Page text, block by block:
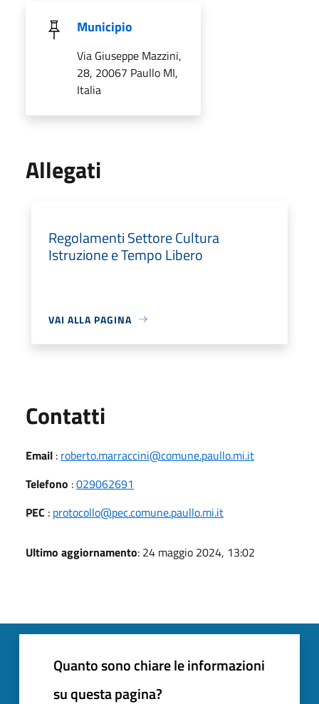
Municipio
Via Giuseppe Mazzini,
28, 20067 Paullo MI,
Italia
Allegati
Regolamenti Settore Cultura
Istruzione e Tempo Libero
VAI ALLA PAGINA
Contatti
Email : roberto.marraccini@comune.paullo.mi.it
Telefono :029062691
PEC : protocollo@pec.comune.paullo.mi.it
Ultimo aggiornamento: 24 maggio 2024, 13:02
Quanto sono chiare le informazioni
su questa pagina?